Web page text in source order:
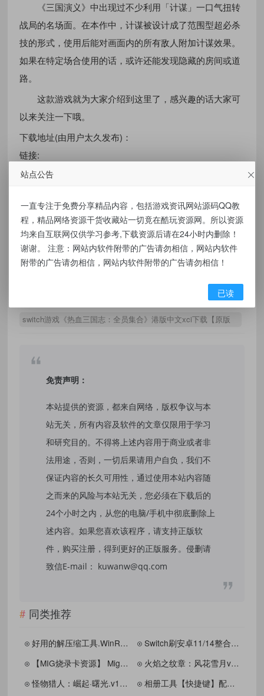
《三国演义》中出现过不少利用「计谋」一口气扭转
战局的名场面。在本作中，计谋被设计成了范围型超必杀
技的形式，使用后能对画面内的所有敌人附加计谋效果。
如果在特定场合使用的话，或许还能发现隐藏的房间或道
路。
这款游戏就为大家介绍到这里了，感兴趣的话大家可
以来关注一下哦。
下载地址(由用户太久发布)：
链接:
https://pan.baidu.com/s/1W4HbL6XC5ZPj1spvA618BA?
金手指：
https://www.2023game.com/nsaita/cundang/170310.html
switch游戏《热血三国志：全员集合》港版中文xci下载【原版
免责声明：
本站提供的资源，都来自网络，版权争议与本
站无关，所有内容及软件的文章仅限用于学习
和研究目的。不得将上述内容用于商业或者非
法用途，否则，一切后果请用户自负，我们不
保证内容的长久可用性，通过使用本站内容随
之而来的风险与本站无关，您必须在下载后的
24个小时之内，从您的电脑/手机中彻底删除上
述内容。如果您喜欢该程序，请支持正版软
件，购买注册，得到更好的正版服务。侵删请
致信E-mail： kuwanw@qq.com
同类推荐
好用的解压缩工具.WinRAR_v7.01_64位
Switch刷安卓11/14整合懒人包
【MIG烧录卡资源】 Mig-Switch烧录卡游戏合集 1.75T
火焰之纹章：风花雪月v1.2.0存档修改器 - FireEmblemThreeHouse_SaveEditor_v1.2.0_Beta1
怪物猎人：崛起·曙光.v16.0.2金手指(可自定义：怪异化+护石)视频
相册工具【快捷键】配置文件
站点公告
一直专注于免费分享精品内容，包括游戏资讯网站源码QQ教
程，精品网络资源干货收藏站一切竟在酷玩资源网。所以资源
均来自互联网仅供学习参考,下载资源后请在24小时内删除！
谢谢。 注意：网站内软件附带的广告请勿相信，网站内软件
附带的广告请勿相信，网站内软件附带的广告请勿相信！
已读